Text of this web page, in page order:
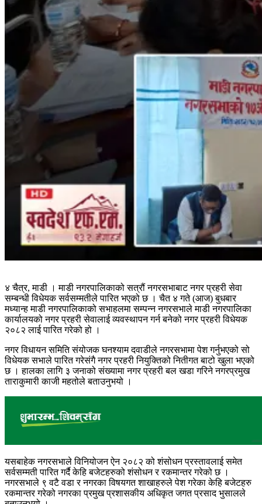
४ चैत्र, माडी । माडी नगरपालिकाको सत्रौं नगरसभाबाट नगर प्रहरी सेवा
सम्बन्धी विधेयक सर्वसम्मतीले पारित भएको छ । चैत ४ गते (आज) बुधबार
मध्यान्ह माडी नगरपालिकाको सभाहलमा सम्पन्न नगरसभाले माडी नगरपालिका
कार्यालयको नगर प्रहरी सेवालाई व्यवस्थापन गर्न बनेको नगर प्रहरी विधेयक
२०८२ लाई पारित गरेको हो ।
नगर विधायन समिति संयोजक घनश्याम दवाडीले नगरसभामा पेश गर्नुभएको सो
विधेयक सभाले पारित गरेसंगै नगर प्रहरी नियुक्तिको नितीगत बाटो खुला भएको
छ । हालका लागि ३ जनाको संख्यामा नगर प्रहरी बल खडा गरिने नगरप्रमुख
ताराकुमारी काजी महतोले बताउनुभयो ।
यसबाहेक नगरसभाले विनियोजन ऐन २०८२ को शंसोधन प्रस्तावलाई समेत
सर्वसम्मती पारित गर्दै केहि बजेटहरुको शंसोधन र रकमान्तर गरेको छ ।
नगरसभाले ९ वटै वडा र नगरका विषयगत शाखाहरुले पेश गरेका केहि बजेटहरु
रकमान्तर गरेको नगरका प्रमुख प्रशासकीय अधिकृत जगत प्रसाद भुसालले